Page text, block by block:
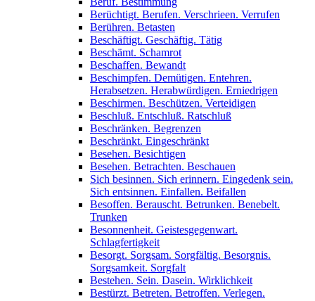
Berüchtigt. Berufen. Verschrieen. Verrufen
Berühren. Betasten
Beschäftigt. Geschäftig. Tätig
Beschämt. Schamrot
Beschaffen. Bewandt
Beschimpfen. Demütigen. Entehren.
Herabsetzen. Herabwürdigen. Erniedrigen
Beschirmen. Beschützen. Verteidigen
Beschluß. Entschluß. Ratschluß
Beschränken. Begrenzen
Beschränkt. Eingeschränkt
Besehen. Besichtigen
Besehen. Betrachten. Beschauen
Sich besinnen. Sich erinnern. Eingedenk sein.
Sich entsinnen. Einfallen. Beifallen
Besoffen. Berauscht. Betrunken. Benebelt.
Trunken
Besonnenheit. Geistesgegenwart.
Schlagfertigkeit
Besorgt. Sorgsam. Sorgfältig. Besorgnis.
Sorgsamkeit. Sorgfalt
Bestehen. Sein. Dasein. Wirklichkeit
Bestürzt. Betreten. Betroffen. Verlegen.